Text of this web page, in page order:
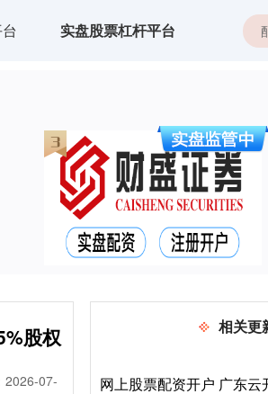
实盘股票杠杆平台
股权
2026-07-
相关更
网上股票配资开户 广东